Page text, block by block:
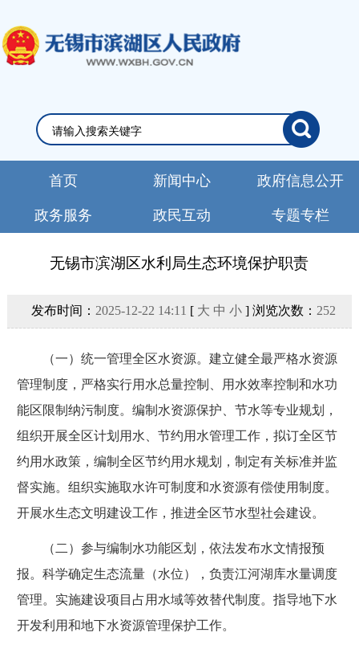
首页 新闻中心 政府信息公开
政务服务 政民互动 专题专栏
无锡市滨湖区水利局生态环境保护职责
发布时间： 2025-12-22 14:11 [ 大 中 小] 浏览次数： 252
（一）统一管理全区水资源。建立健全最严格水资源
管理制度，严格实行用水总量控制、用水效率控制和水功
能区限制纳污制度。编制水资源保护、节水等专业规划，
组织开展全区计划用水、节约用水管理工作，拟订全区节
约用水政策，编制全区节约用水规划，制定有关标准并监
督实施。组织实施取水许可制度和水资源有偿使用制度。
开展水生态文明建设工作，推进全区节水型社会建设。
（二）参与编制水功能区划，依法发布水文情报预
报。科学确定生态流量（水位），负责江河湖库水量调度
管理。实施建设项目占用水域等效替代制度。指导地下水
开发利用和地下水资源管理保护工作。